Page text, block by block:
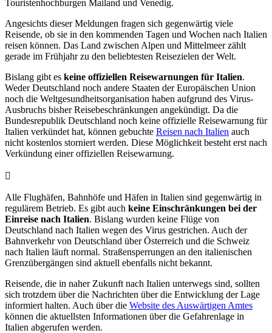
Touristenhochburgen Mailand und Venedig.
Angesichts dieser Meldungen fragen sich gegenwärtig viele
Reisende, ob sie in den kommenden Tagen und Wochen nach Italien
reisen können. Das Land zwischen Alpen und Mittelmeer zählt
gerade im Frühjahr zu den beliebtesten Reisezielen der Welt.
Bislang gibt es keine offiziellen Reisewarnungen für Italien.
Weder Deutschland noch andere Staaten der Europäischen Union
noch die Weltgesundheitsorganisation haben aufgrund des Virus-
Ausbruchs bisher Reisebeschränkungen angekündigt. Da die
Bundesrepublik Deutschland noch keine offizielle Reisewarnung für
Italien verkündet hat, können gebuchte Reisen nach Italien auch
nicht kostenlos storniert werden. Diese Möglichkeit besteht erst nach
Verkündung einer offiziellen Reisewarnung.
Alle Flughäfen, Bahnhöfe und Häfen in Italien sind gegenwärtig in
regulärem Betrieb. Es gibt auch keine Einschränkungen bei der
Einreise nach Italien. Bislang wurden keine Flüge von
Deutschland nach Italien wegen des Virus gestrichen. Auch der
Bahnverkehr von Deutschland über Österreich und die Schweiz
nach Italien läuft normal. Straßensperrungen an den italienischen
Grenzübergängen sind aktuell ebenfalls nicht bekannt.
Reisende, die in naher Zukunft nach Italien unterwegs sind, sollten
sich trotzdem über die Nachrichten über die Entwicklung der Lage
informiert halten. Auch über die Website des Auswärtigen Amtes
können die aktuellsten Informationen über die Gefahrenlage in
Italien abgerufen werden.